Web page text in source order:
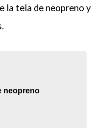
la tela de neopreno y
neopreno